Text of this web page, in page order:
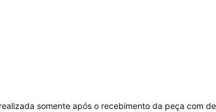
somente após o recebimento da peça com